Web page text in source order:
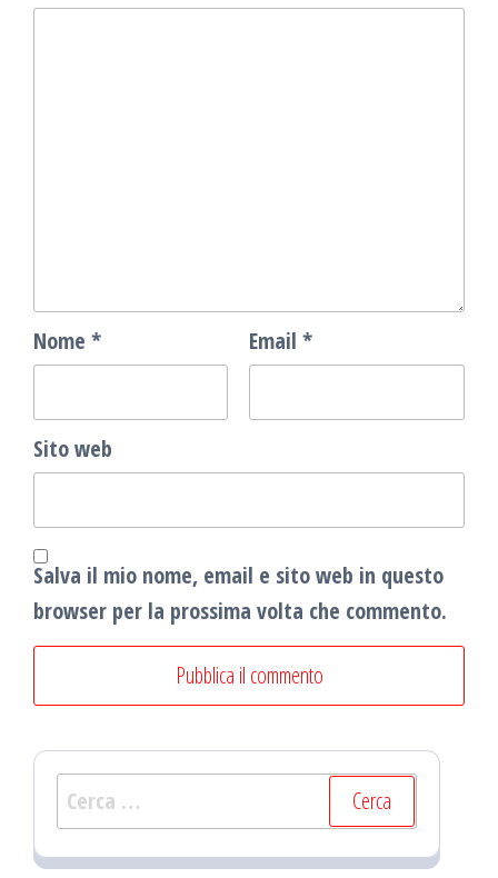
Nome * Email *
Sito web
Salva il mio nome, email e sito web in questo
browser per la prossima volta che commento.
Ricerca
per: